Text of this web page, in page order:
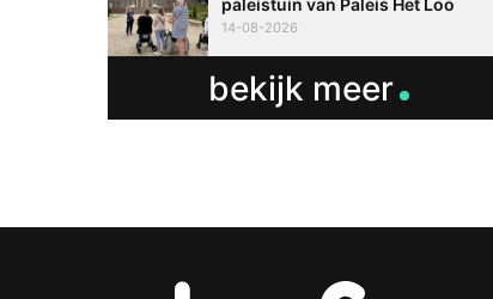
paleistuin van Paleis Het Loo
14-08-2026
bekijk meer